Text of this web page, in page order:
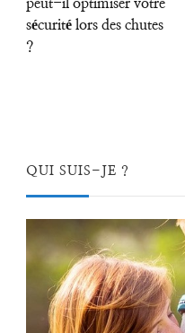
peut-il optimiser votre
sécurité lors des chutes
?
QUI SUIS-JE ?